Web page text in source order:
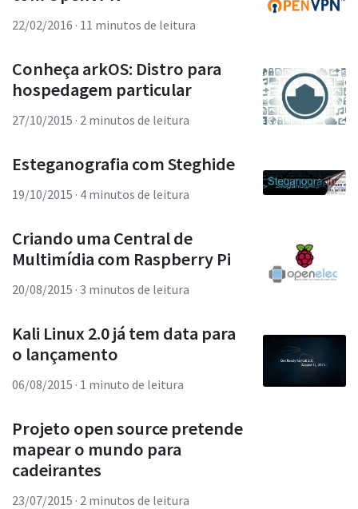
22/02/2016 · 11 minutos de leitura
Conheça arkOS: Distro para
hospedagem particular
27/10/2015 · 2 minutos de leitura
Esteganografia com Steghide
19/10/2015 · 4 minutos de leitura
Criando uma Central de
Multimídia com Raspberry Pi
20/08/2015 · 3 minutos de leitura
Kali Linux 2.0 já tem data para
o lançamento
06/08/2015 · 1 minuto de leitura
Projeto open source pretende
mapear o mundo para
cadeirantes
23/07/2015 · 2 minutos de leitura